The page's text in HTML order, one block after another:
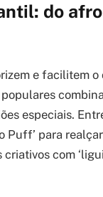
do
e facilitem
especiais.
Puff’ para
com